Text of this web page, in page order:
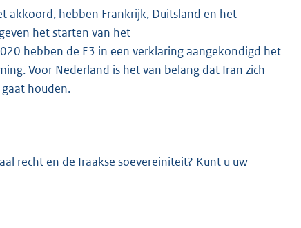
akkoord, hebben Frankrijk, Duitsland en het
het starten van het
hebben de E3 in een verklaring aangekondigd het
Voor Nederland is het van belang dat Iran zich
houden.
recht en de Iraakse soevereiniteit? Kunt u uw